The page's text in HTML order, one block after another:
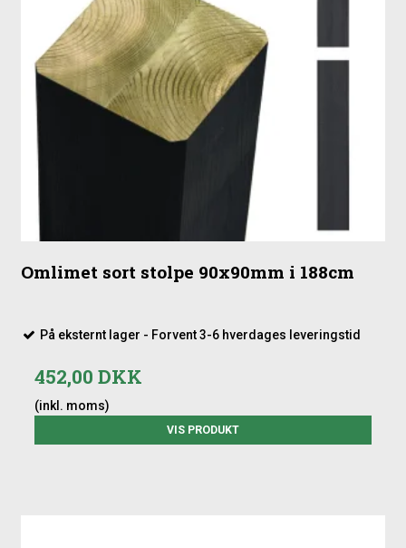
Omlimet sort stolpe 90x90mm i 188cm
På eksternt lager - Forvent 3-6 hverdages leveringstid
452,00 DKK
(inkl. moms)
VIS PRODUKT